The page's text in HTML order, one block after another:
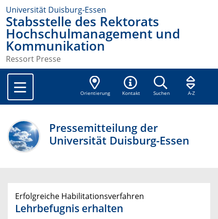
Universität Duisburg-Essen
Stabsstelle des Rektorats
Hochschulmanagement und
Kommunikation
Ressort Presse
Orientierung Kontakt Suchen A-Z
Pressemitteilung der
Universität Duisburg-Essen
Erfolgreiche Habilitationsverfahren
Lehrbefugnis erhalten